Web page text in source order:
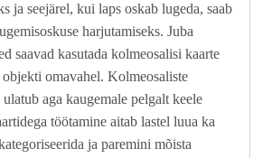
ja seejärel, kui laps oskab lugeda, saab
harjutamiseks. Juba
saavad kasutada kolmeosalisi kaarte
omavahel. Kolmeosaliste
aga kaugemale pelgalt keele
töötamine aitab lastel luua ka
ja paremini mõista